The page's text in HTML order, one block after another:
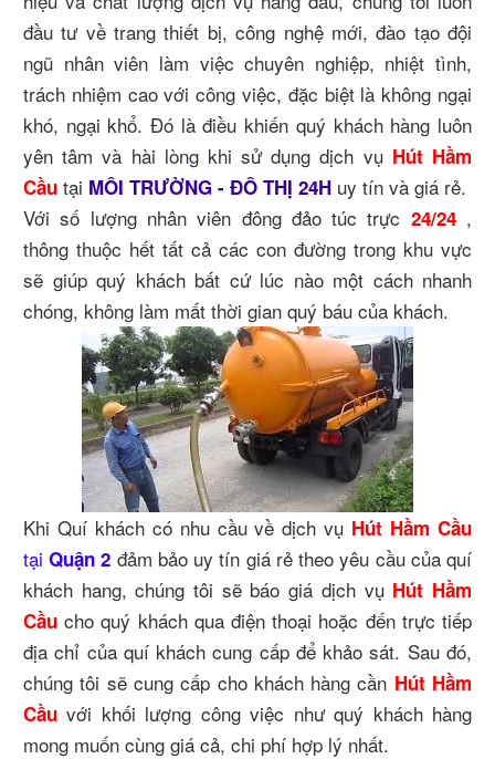
đầu tư về trang thiết bị, công nghệ mới, đào tạo đội
ngũ nhân viên làm việc chuyên nghiệp, nhiệt tình,
trách nhiệm cao với công việc, đặc biệt là không ngại
khó, ngại khổ. Đó là điều khiến quý khách hàng luôn
yên tâm và hài lòng khi sử dụng dịch vụ Hút Hầm
Cầu tại MÔI TRƯỜNG - ĐÔ THỊ 24H uy tín và giá rẻ.
Với số lượng nhân viên đông đảo túc trực 24/24 ,
thông thuộc hết tất cả các con đường trong khu vực
sẽ giúp quý khách bất cứ lúc nào một cách nhanh
chóng, không làm mất thời gian quý báu của khách.
Khi Quí khách có nhu cầu về dịch vụ Hút Hầm Cầu
tạiQuận 2 đảm bảo uy tín giá rẻ theo yêu cầu của quí
khách hang, chúng tôi sẽ báo giá dịch vụ Hút Hầm
Cầucho quý khách qua điện thoại hoặc đến trực tiếp
địa chỉ của quí khách cung cấp để khảo sát. Sau đó,
chúng tôi sẽ cung cấp cho khách hàng cần Hút Hầm
Cầuvới khối lượng công việc như quý khách hàng
mong muốn cùng giá cả, chi phí hợp lý nhất.